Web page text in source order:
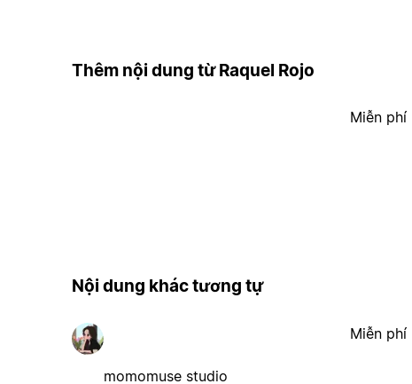
Thêm nội dung từ Raquel Rojo
Miễn phí
Nội dung khác tương tự
momomuse studio
Miễn phí